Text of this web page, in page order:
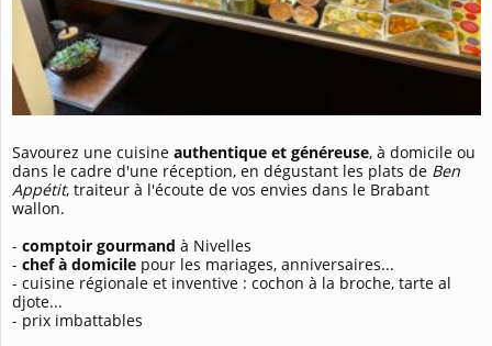
Savourez une cuisine authentique et généreuse, à domicile ou
dans le cadre d'une réception, en dégustant les plats de Ben
Appétit, traiteur à l'écoute de vos envies dans le Brabant
wallon.
- comptoir gourmand à Nivelles
- chef à domicile pour les mariages, anniversaires...
- cuisine régionale et inventive : cochon à la broche, tarte al
djote...
- prix imbattables